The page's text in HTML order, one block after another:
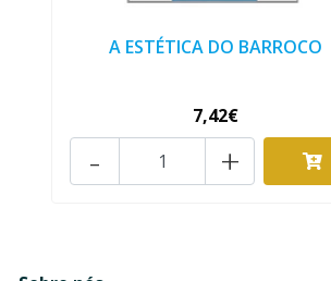
A ESTÉTICA DO BARROCO
7,42€
+
-